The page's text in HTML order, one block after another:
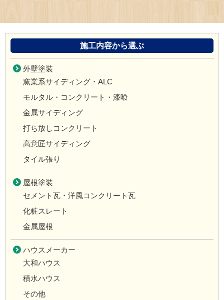
施工内容から選ぶ
外壁塗装
窯業系サイディング・ALC
モルタル・コンクリート・漆喰
金属サイディング
打ち放しコンクリート
高意匠サイディング
タイル張り
屋根塗装
セメント瓦・洋風コンクリート瓦
化粧スレート
金属屋根
ハウスメーカー
大和ハウス
積水ハウス
その他